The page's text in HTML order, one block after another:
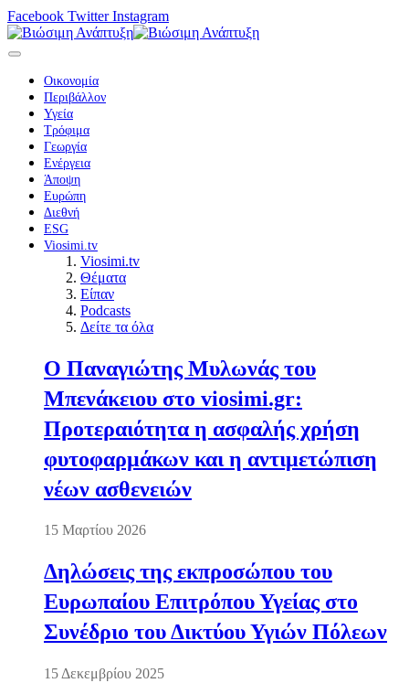
Facebook Twitter Instagram
Οικονομία
Περιβάλλον
Υγεία
Τρόφιμα
Γεωργία
Ενέργεια
Άποψη
Ευρώπη
Διεθνή
ESG
Viosimi.tv
Viosimi.tv
Θέματα
Είπαν
Podcasts
Δείτε τα όλα
Ο Παναγιώτης Μυλωνάς του
Μπενάκειου στο viosimi.gr:
Προτεραιότητα η ασφαλής χρήση
φυτοφαρμάκων και η αντιμετώπιση
νέων ασθενειών
15 Μαρτίου 2026
Δηλώσεις της εκπροσώπου του
Ευρωπαίου Επιτρόπου Υγείας στο
Συνέδριο του Δικτύου Υγιών Πόλεων
15 Δεκεμβρίου 2025